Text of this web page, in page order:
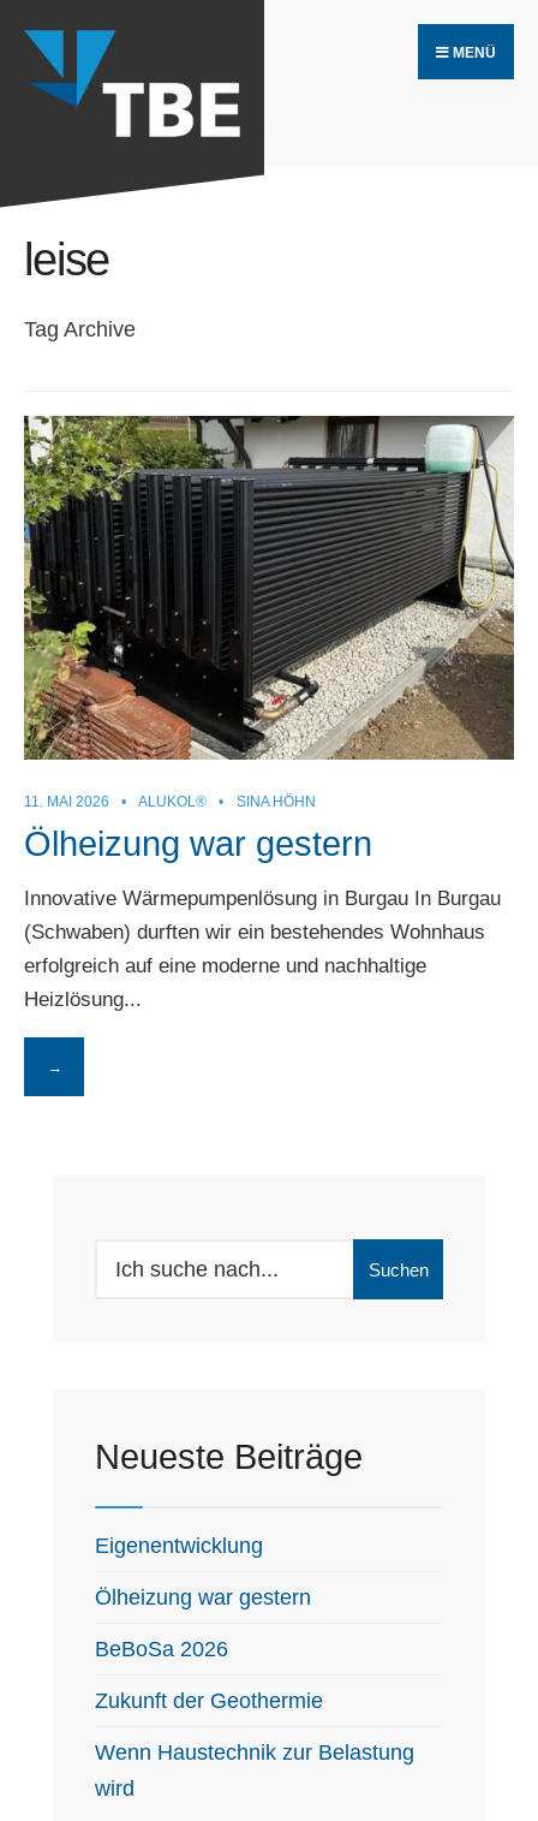
Skip
content
MENÜ
leise
Tag Archive
11. MAI 2026 • ALUKOL® • SINA HÖHN
Ölheizung war gestern
Innovative Wärmepumpenlösung in Burgau In Burgau
(Schwaben) durften wir ein bestehendes Wohnhaus
erfolgreich auf eine moderne und nachhaltige
Heizlösung...
→
Search
Suchen
Neueste Beiträge
Eigenentwicklung
Ölheizung war gestern
BeBoSa 2026
Zukunft der Geothermie
Wenn Haustechnik zur Belastung
wird